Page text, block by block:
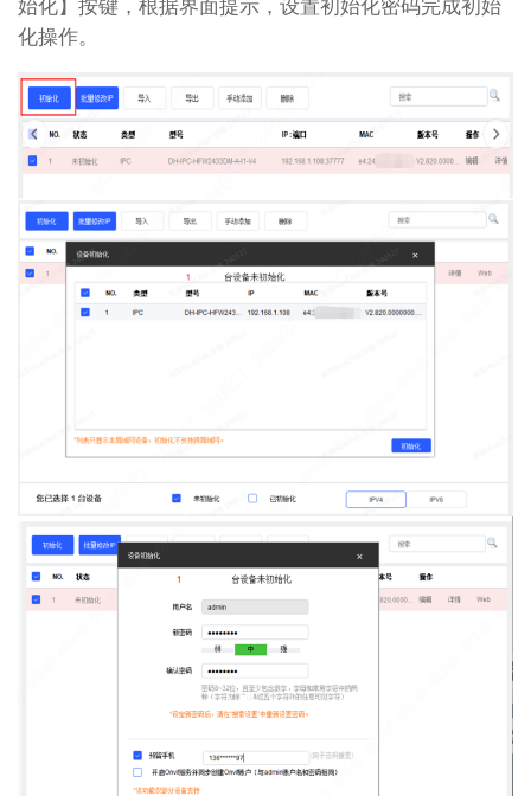
3、通过录像机初始化
① 进入录像机【主菜单】-【相机设置】-【远程设
备】，搜索到【未初始化】的相机，选中设备后点击